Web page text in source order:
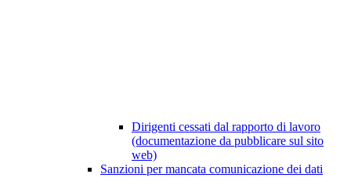
Dirigenti cessati dal rapporto di lavoro
(documentazione da pubblicare sul sito
web)
Sanzioni per mancata comunicazione dei dati